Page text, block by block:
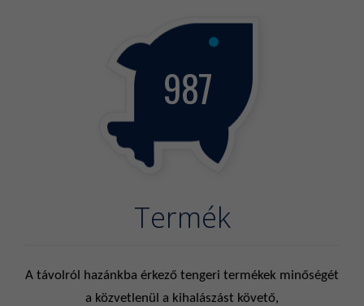
987
Termék
A távolról hazánkba érkező tengeri termékek minőségét
a közvetlenül a kihalászást követő,